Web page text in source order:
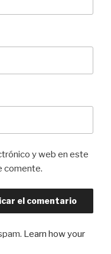
y web en este
comente.
Learn how your